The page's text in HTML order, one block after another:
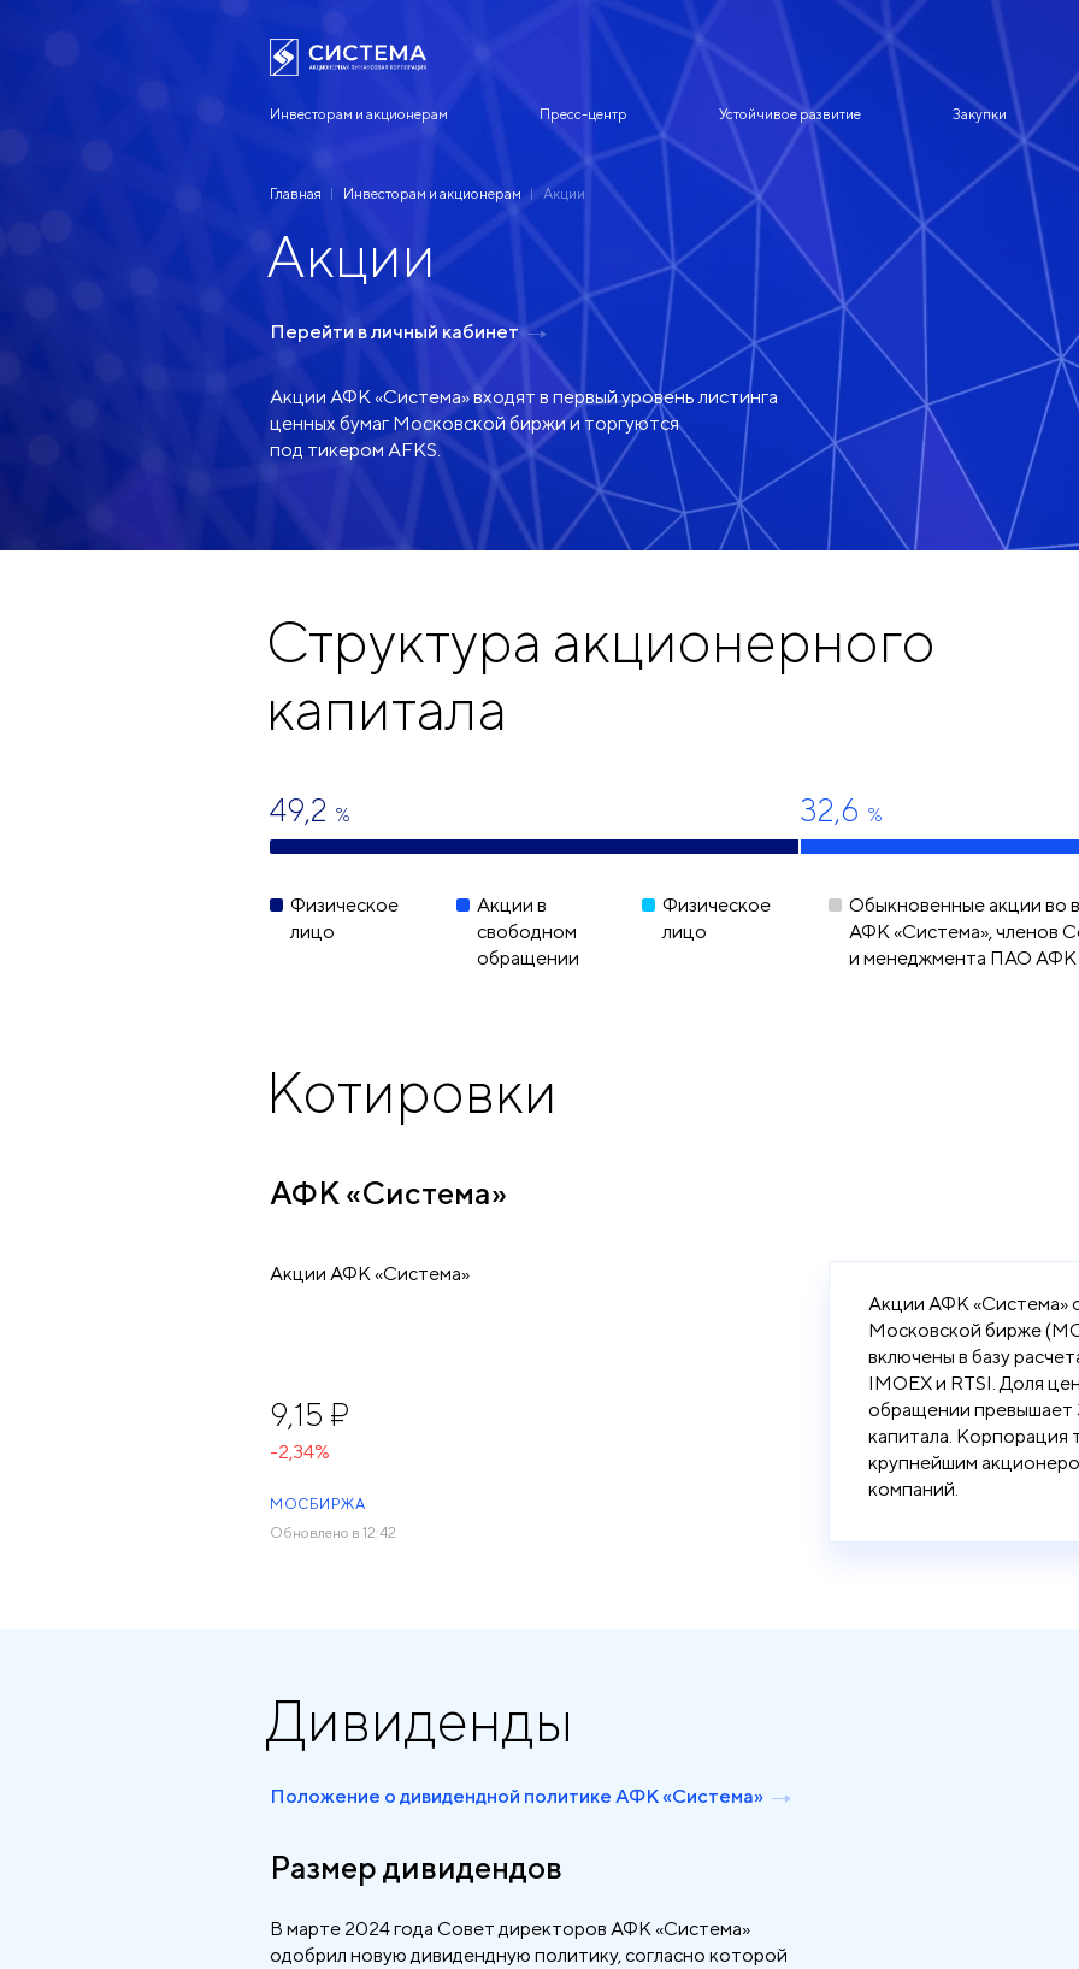
Инвесторам и акционерам Пресс-центр Устойчивое развитие Закупки
Главная Инвесторам и акционерам Акции
Акции
Перейти в личный кабинет
Акции АФК «Система» входят в первый уровень листинга
ценных бумаг Московской биржи и торгуются
под тикером AFKS.
Структура акционерного
капитала
49,2 % 32,6 %
Физическое
лицо
Акции в
свободном
обращении
Физическое
лицо
Обыкновенные акции во
АФК «Система», членов
и менеджмента ПАО АФК
Котировки
АФК «Система»
Акции АФК «Система»
9,15 ₽
-2,34%
МОСБИРЖА
Обновлено в 12:42
Акции АФК «Система»
Московской бирже
включены в базу
IMOEX и RTSI. Доля
обращении превышает
капитала. Корпорация
крупнейшим
компаний.
Дивиденды
Положение о дивидендной политике АФК «Система»
Размер дивидендов
В марте 2024 года Совет директоров АФК «Система»
одобрил новую дивидендную политику, согласно которой